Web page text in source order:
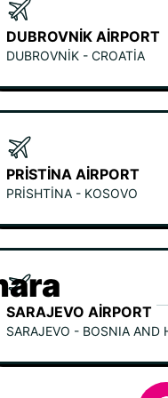
DUBROVNIK AIRPORT
DUBROVNIK - CROATIA
PRISTINA AIRPORT
PRISHTINA - KOSOVO
SARAJEVO AIRPORT